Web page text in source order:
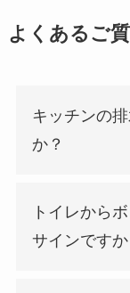
よくあるご
キッチンの
か？
トイレから
サインですか